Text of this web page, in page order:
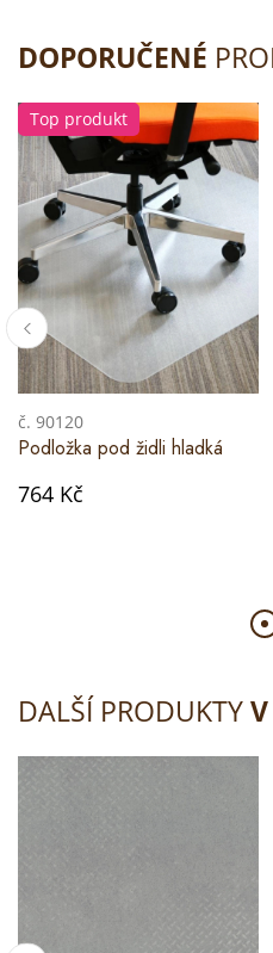
DOPORUČENÉ
Top produkt
č. 90120
Podložka pod židli hladká
764 Kč
DALŠÍ PRODUKTY